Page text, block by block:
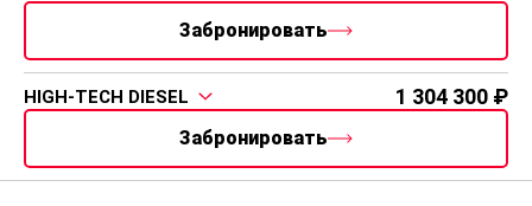
Забронировать
HIGH-TECH DIESEL 1 304 300
Забронировать